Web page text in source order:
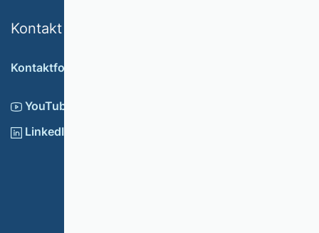
Kontakt
Kontaktformular
YouTube
LinkedIn